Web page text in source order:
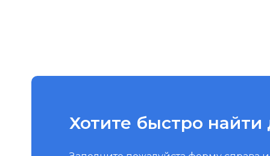
Хотите быстро найти